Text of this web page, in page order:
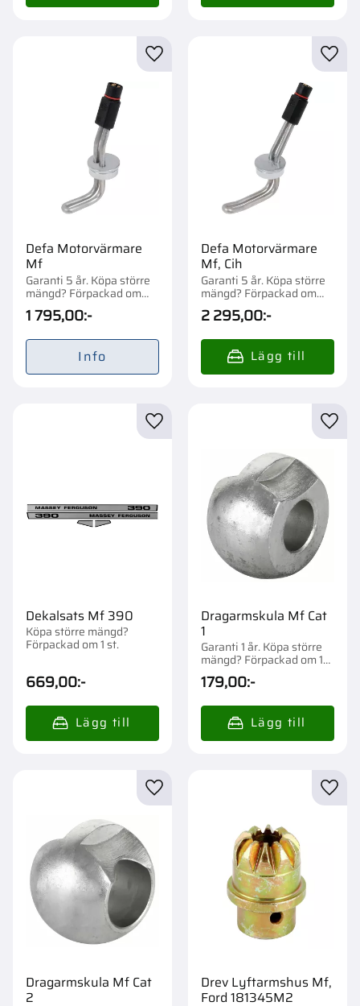
Defa Motorvärmare
Mf
Garanti 5 år. Köpa större
mängd? Förpackad om
1/26 st.
1 795,00:-
Lägg till i favoriter
Info
Defa Motorvärmare
Mf, Cih
Garanti 5 år. Köpa större
mängd? Förpackad om
1/26 st.
2 295,00:-
Dekalsats Mf 390
Köpa större mängd?
Förpackad om 1 st.
669,00:-
Lägg till i favoriter
Dragarmskula Mf Cat
1
Garanti 1 år. Köpa större
mängd? Förpackad om 1
st.
179,00:-
Dragarmskula Mf Cat
2
Lägg till i favoriter
Drev Lyftarmshus Mf,
Ford 181345M2